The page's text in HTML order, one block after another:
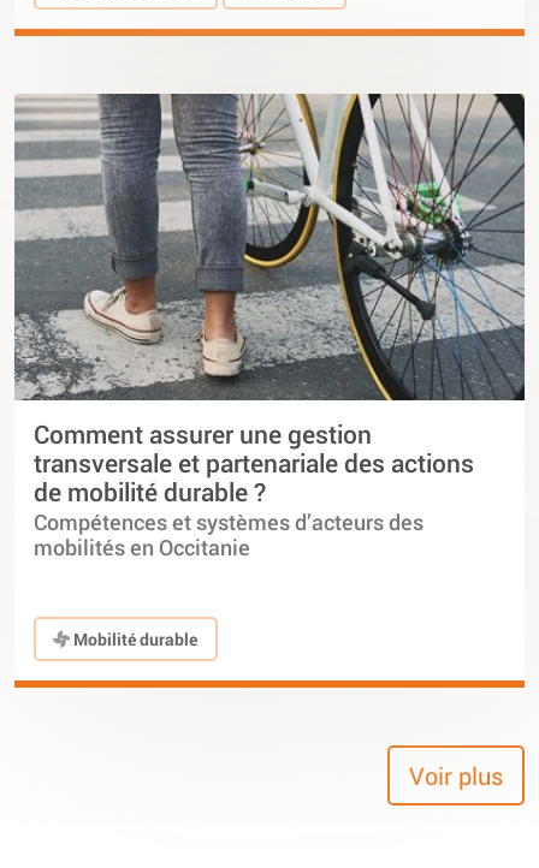
Comment assurer une gestion
transversale et partenariale des actions
de mobilité durable ?
Compétences et systèmes d’acteurs des
mobilités en Occitanie
Mobilité durable
Voir plus